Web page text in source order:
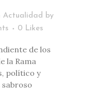
Actualidad
by
0 Likes
de los
la Rama
político y
sabroso